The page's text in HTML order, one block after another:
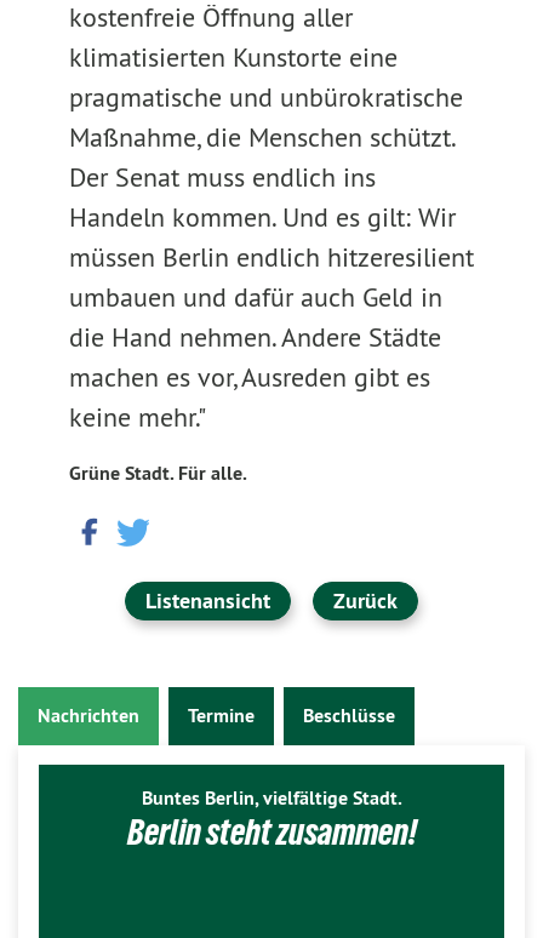
kostenfreie Öffnung aller
klimatisierten Kunstorte eine
pragmatische und unbürokratische
Maßnahme, die Menschen schützt.
Der Senat muss endlich ins
Handeln kommen. Und es gilt: Wir
müssen Berlin endlich hitzeresilient
umbauen und dafür auch Geld in
die Hand nehmen. Andere Städte
machen es vor, Ausreden gibt es
keine mehr."
Grüne Stadt. Für alle.
Listenansicht Zurück
Nachrichten Termine Beschlüsse
Buntes Berlin, vielfältige Stadt.
Berlin steht zusammen!